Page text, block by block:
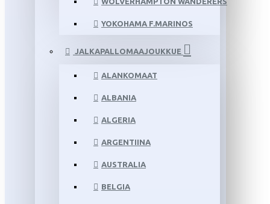
YOKOHAMA F.MARINOS
JALKAPALLOMAAJOUKKUE
ALANKOMAAT
ALBANIA
ALGERIA
ARGENTIINA
AUSTRALIA
BELGIA